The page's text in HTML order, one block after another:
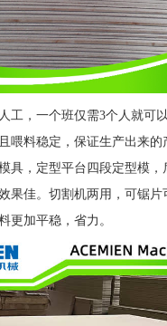
工，一个班仅需3个人就可
喂料稳定，保证生产出来的
具，定型平台四段定型模，
果佳。切割机两用，可锯片
更加平稳，省力。